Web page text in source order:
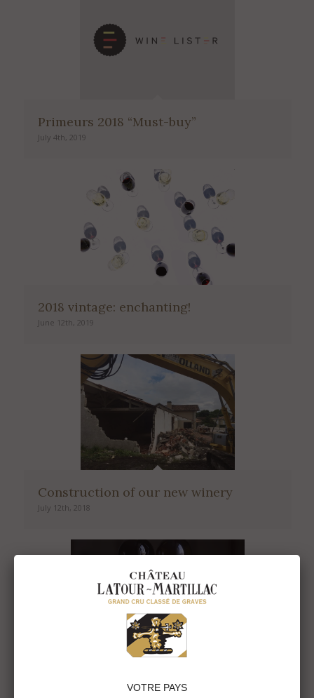
Primeurs 2018 “Must-buy”
July 4th, 2019
2018 vintage: enchanting!
June 12th, 2019
Construction of our new winery
July 12th, 2018
VOTRE PAYS